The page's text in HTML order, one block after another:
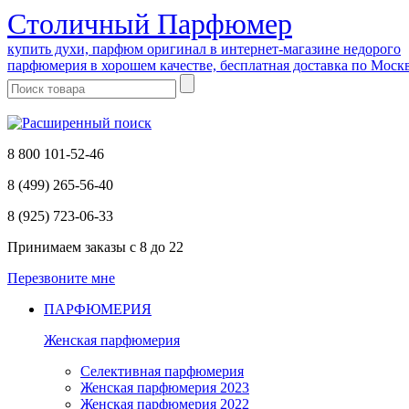
Cтоличный Парфюмер
купить духи, парфюм оригинал в интернет-магазине недорого
парфюмерия в хорошем качестве, бесплатная доставка по
8 800 101-52-46
8 (499) 265-56-40
8 (925) 723-06-33
Принимаем заказы с 8 до 22
Перезвоните мне
ПАРФЮМЕРИЯ
Женская парфюмерия
Селективная парфюмерия
Женская парфюмерия 2023
Женская парфюмерия 2022